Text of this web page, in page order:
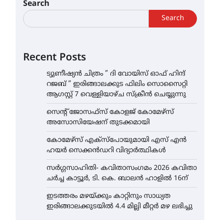
Search
Search
Recent Posts
ട്യുണീഷ്യൻ ചിത്രം ” ദി വോയിസ് ഓഫ് ഹിന്ദ്
റജബ് ” ഇരിങ്ങാലക്കുട ഫിലിം സൊസൈറ്റി
ആഗസ്റ്റ് 7 വെള്ളിയാഴ്ച സ്‌ക്രീൻ ചെയ്യുന്നു
സെന്റ് ജോസഫ്സ് കോളജ് കോമേഴ്‌സ്
അസോസിയേഷന് തുടക്കമായി
കോമേഴ്സ് എക്സ്പോയുമായി എസ് എൻ
ഹയർ സെക്കൻഡറി വിദ്യാർത്ഥികൾ
സർഗ്ഗസാഹിതി- കവിതാസംഗമം 2026 കവിതാ
ചർച്ച കാട്ടൂർ, ടി. കെ. ബാലൻ ഹാളിൽ 16ന്
ഇടത്തരം മഴയ്ക്കും കാറ്റിനും സാധ്യത
ഇരിങ്ങാലക്കുടയിൽ 4.4 മില്ലി മീറ്റർ മഴ ലഭിച്ചു